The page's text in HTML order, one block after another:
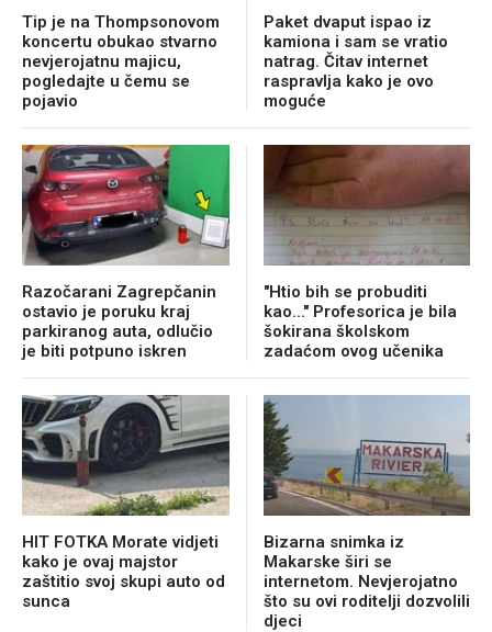
Tip je na Thompsonovom
koncertu obukao stvarno
nevjerojatnu majicu,
pogledajte u čemu se
pojavio
Paket dvaput ispao iz
kamiona i sam se vratio
natrag. Čitav internet
raspravlja kako je ovo
moguće
Razočarani Zagrepčanin
ostavio je poruku kraj
parkiranog auta, odlučio
je biti potpuno iskren
"Htio bih se probuditi
kao..." Profesorica je bila
šokirana školskom
zadaćom ovog učenika
HIT FOTKA Morate vidjeti
kako je ovaj majstor
zaštitio svoj skupi auto od
sunca
Bizarna snimka iz
Makarske širi se
internetom. Nevjerojatno
što su ovi roditelji dozvolili
djeci